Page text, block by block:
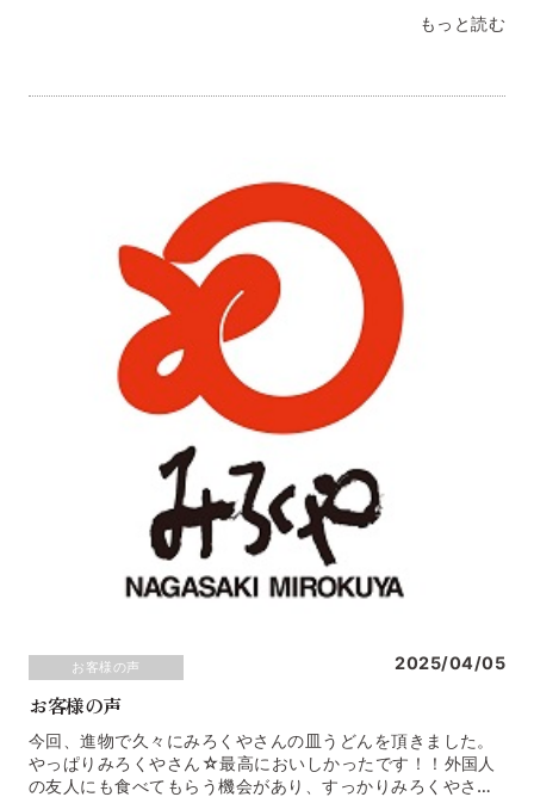
さっぱりした中にコクがあり最後までおいしかったです。麺
も美味しい！！広島県 Ｔ・Ｕ様長崎旅行に行かれた方から
かったですラーメン食べたらスープ残している私ですが、め
もっと読む
お客様の声 2025/04/05
お客様の声
今回、進物で久々にみろくやさんの皿うどんを頂きました。
やっぱりみろくやさん☆最高においしかったです！！外国人
の友人にも食べてもらう機会があり、すっかりみろくやさん